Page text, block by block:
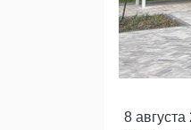
8 августа